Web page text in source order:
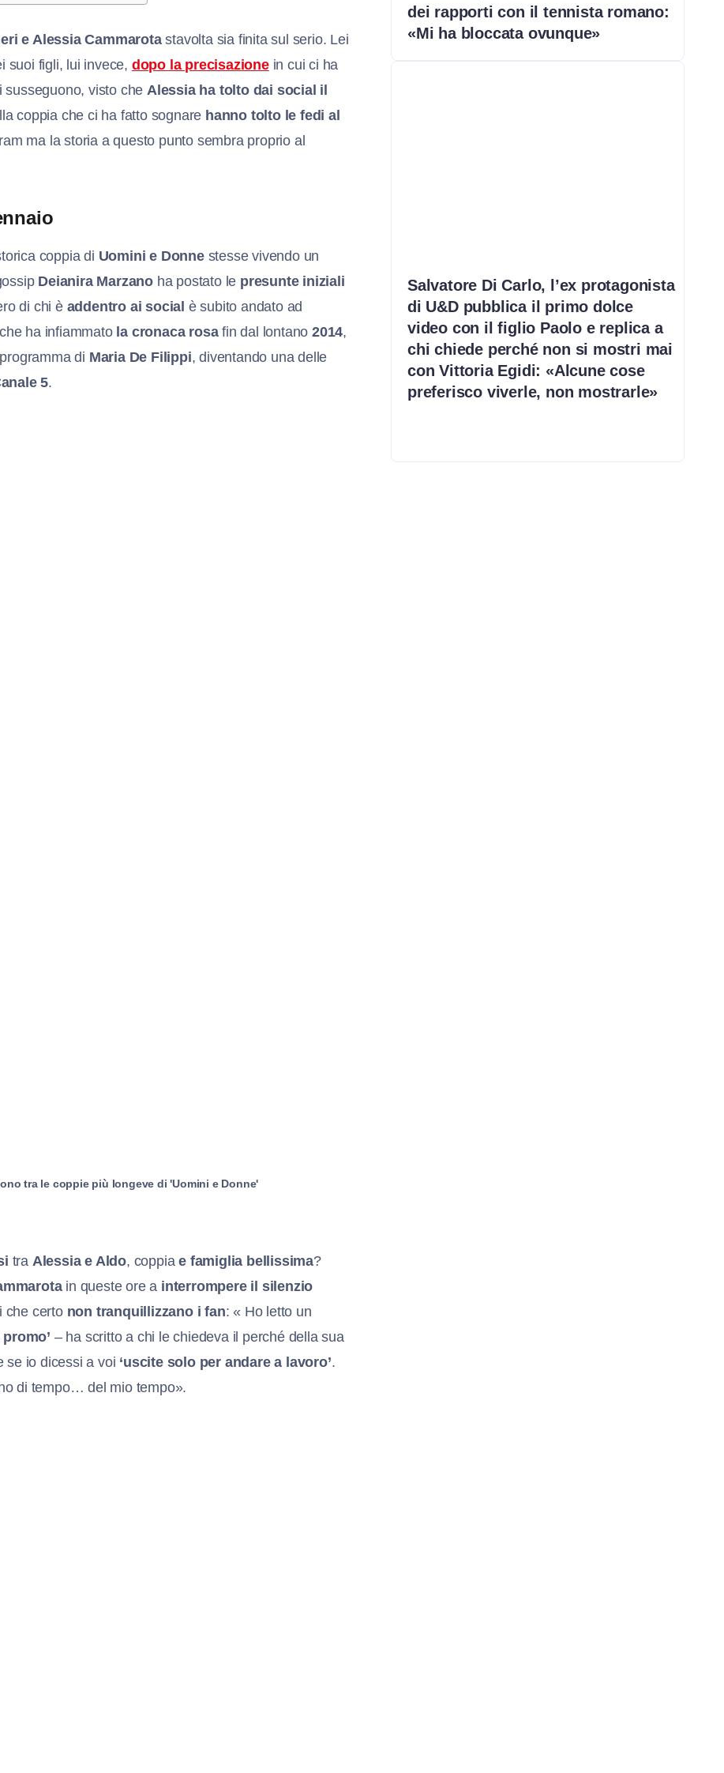
e Alessia Cammarotastavolta sia finita sul serio. Lei
suoi figli, lui invece, dopo la precisazionein cui ci ha
susseguono, visto che Alessia ha tolto dai social il
coppia che ci ha fatto sognare hanno tolto le fedi al
ma la storia a questo punto sembra proprio al
coppia di Uomini e Donnestesse vivendo un
Deianira Marzano ha postato le presunte iniziali
di chi è addentro ai social è subito andato ad
ha infiammato la cronaca rosafin dal lontano2014,
di Maria De Filippi, diventando una delle
5.
tra le coppie più longeve di 'Uomini e Donne'
tra Alessia e Aldo, coppiae famiglia bellissima?
in queste ore a interrompere il silenzio
che certo non tranquillizzano i fan: « Ho letto un
– ha scritto a chi le chiedeva il perché della sua
se io dicessi a voi ‘uscite solo per andare a lavoro’.
di tempo… del mio tempo».
dei rapporti con il tennista romano:
«Mi ha bloccata ovunque»
Salvatore Di Carlo, l’ex protagonista
di U&D pubblica il primo dolce
video con il figlio Paolo e replica a
chi chiede perché non si mostri mai
con Vittoria Egidi: «Alcune cose
preferisco viverle, non mostrarle»